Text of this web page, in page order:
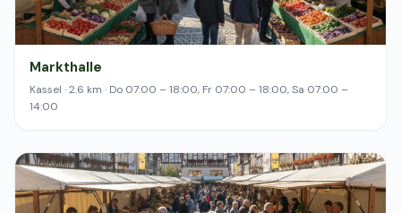
Markthalle
Kassel · 2.6 km · Do 07:00 – 18:00, Fr 07:00 – 18:00, Sa 07:00 –
14:00